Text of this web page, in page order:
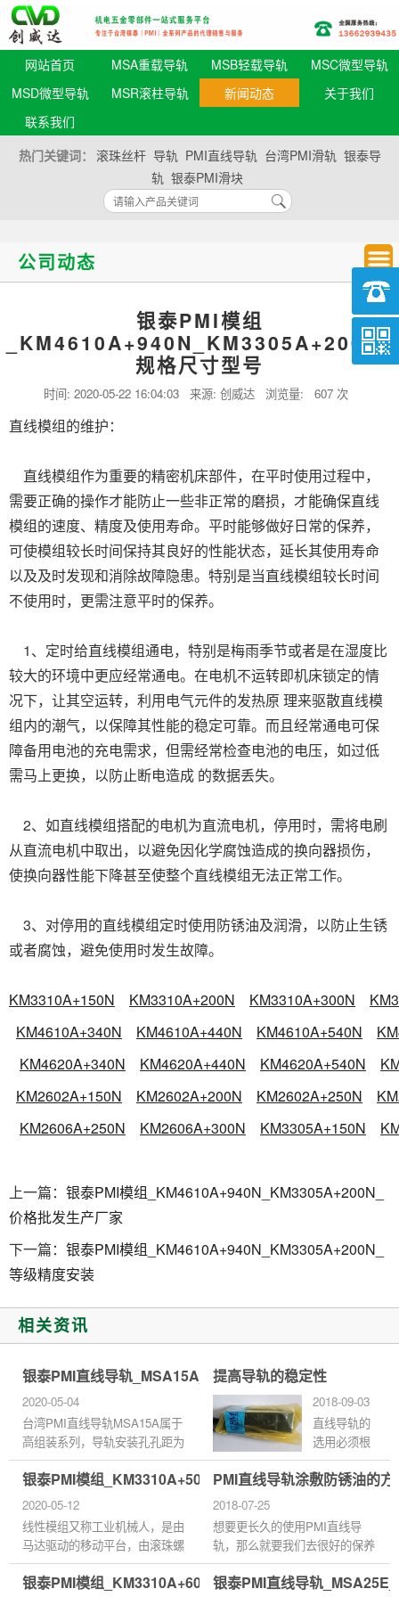
网站首页 MSA重载导轨 MSB轻载导轨
MSC微型导轨
MSD微型导轨
MSR滚柱导轨 新闻动态
关于我们
联系我们
热门关键词： 滚珠丝杆 导轨 PMI直线导轨 台湾PMI滑轨 银泰导
轨 银泰PMI滑块
公司动态
银泰PMI模组
_KM4610A+940N_KM3305A+200N_
规格尺寸型号
时间: 2020-05-22 16:04:03 来源: 创威达 浏览量: 607 次
直线模组的维护：
直线模组作为重要的精密机床部件，在平时使用过程中，
需要正确的操作才能防止一些非正常的磨损，才能确保直线
模组的速度、精度及使用寿命。平时能够做好日常的保养，
可使模组较长时间保持其良好的性能状态，延长其使用寿命
以及及时发现和消除故障隐患。特别是当直线模组较长时间
不使用时，更需注意平时的保养。
1、定时给直线模组通电，特别是梅雨季节或者是在湿度比
较大的环境中更应经常通电。在电机不运转即机床锁定的情
况下，让其空运转，利用电气元件的发热原 理来驱散直线模
组内的潮气，以保障其性能的稳定可靠。而且经常通电可保
障备用电池的充电需求，但需经常检查电池的电压，如过低
需马上更换，以防止断电造成 的数据丢失。
2、如直线模组搭配的电机为直流电机，停用时，需将电刷
从直流电机中取出，以避免因化学腐蚀造成的换向器损伤，
使换向器性能下降甚至使整个直线模组无法正常工作。
3、对停用的直线模组定时使用防锈油及润滑，以防止生锈
或者腐蚀，避免使用时发生故障。
KM3310A+150N KM3310A+200N KM3310A+300N
KM4610A+340N
KM4610A+440N KM4610A+540N
KM4620A+340N
KM4620A+440N KM4620A+540N
KM2602A+150N
KM2602A+200N KM2602A+250N
KM2606A+250N
KM2606A+300N KM3305A+150N
上一篇： 银泰PMI模组_KM4610A+940N_KM3305A+200N_
价格批发生产厂家
下一篇： 银泰PMI模组_KM4610A+940N_KM3305A+200N_
等级精度安装
相关资讯
银泰PMI直线导轨_MSA15A_MSC12LM_规格尺寸型号
2020-05-04
台湾PMI直线导轨MSA15A属于
高组装系列，导轨安装孔孔距为
60，滑块安装孔为38*30，摩擦
系数特别小，尤其静摩擦力与动
摩擦力的差距很小，即使在微量
提高导轨的稳定性
2018-09-03
直线导轨的
选用必须根
据负载能
力、使用条
由于直线导
轨的品牌特
别的多，在
选择方面出
银泰PMI模组_KM3310A+500N_KM2602A+250N_等级精
2020-05-12
线性模组又称工业机械人，是由
马达驱动的移动平台，由滚珠螺
杆和U型线性滑轨导引构成，其
滑座同时为滚珠螺杆的驱动螺帽
PMI直线导轨涂敷防锈油的方
2018-07-25
想要更长久的使用PMI直线导
轨，那么就要我们去很好的保养
和维护，首先保养PMI直线导轨
最直接的方法就是涂敷防锈油，
银泰PMI模组_KM3310A+600N_KM2602A+300N_等级精
银泰PMI直线导轨